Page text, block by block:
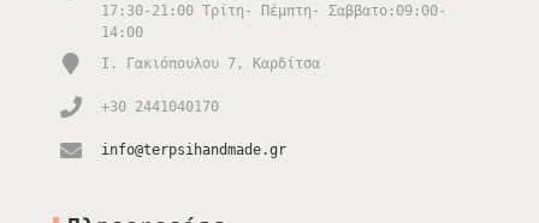
17:30-21:00 Τρίτη- Πέμπτη- Σαββατο:09:00-
14:00
Ι. Γακιόπουλου 7, Καρδίτσα
+30 2441040170
info@terpsihandmade.gr